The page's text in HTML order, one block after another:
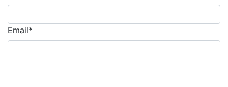
Email*